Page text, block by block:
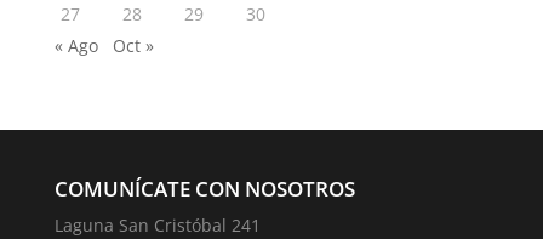
27
28 29
30
« Ago
Oct »
COMUNÍCATE CON NOSOTROS
Laguna San Cristóbal 241